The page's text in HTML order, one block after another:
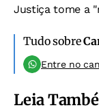
Justiça tome a
Tudo sobre
Entre no
Leia